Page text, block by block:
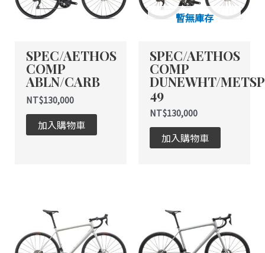
SPEC/AETHOS
COMP
ABLN/CARB
NT$130,000
加入購物車
暫無庫存
SPEC/AETHOS
COMP
DUNEWHT/
49
NT$130,000
加入購物車